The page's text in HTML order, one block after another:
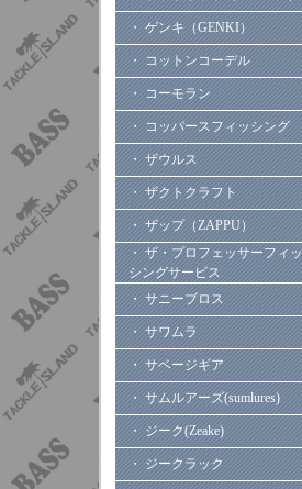
・ ゲンキ（GENKI）
・ コットンコーデル
・ コーモラン
・ コッパースフィッシング
・ ザウルス
・ ザクトクラフト
・ ザップ（ZAPPU）
・ ザ・プロフェッサーフィッ
シングサービス
・ サニーブロス
・ サワムラ
・ サベージギア
・ サムルアーズ(sumlures)
・ ジーク(Zeake)
・ ジークラック